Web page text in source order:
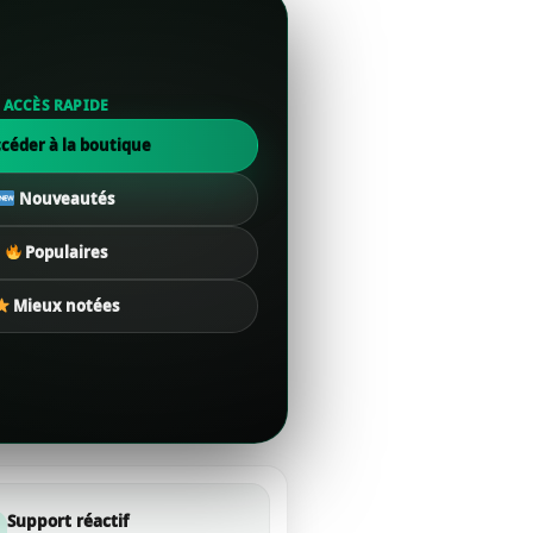
ACCÈS RAPIDE
à la boutique
Nouveautés
Populaires
Mieux notées
Support réactif